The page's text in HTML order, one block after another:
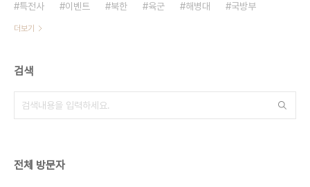
특전사
이벤트 북한 육군 해병대 국방부
더보기
검색
전체 방문자